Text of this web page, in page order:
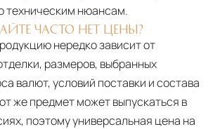
техническим нюансам.
ЧАСТО НЕТ ЦЕНЫ?
нередко зависит от
размеров, выбранных
валют, условий поставки и состава
же предмет может выпускаться в
поэтому универсальная цена на